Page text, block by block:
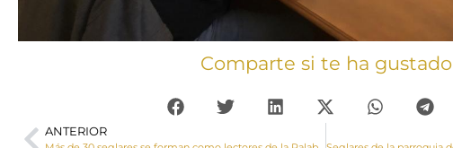
Comparte si te ha gustado
ANTERIOR